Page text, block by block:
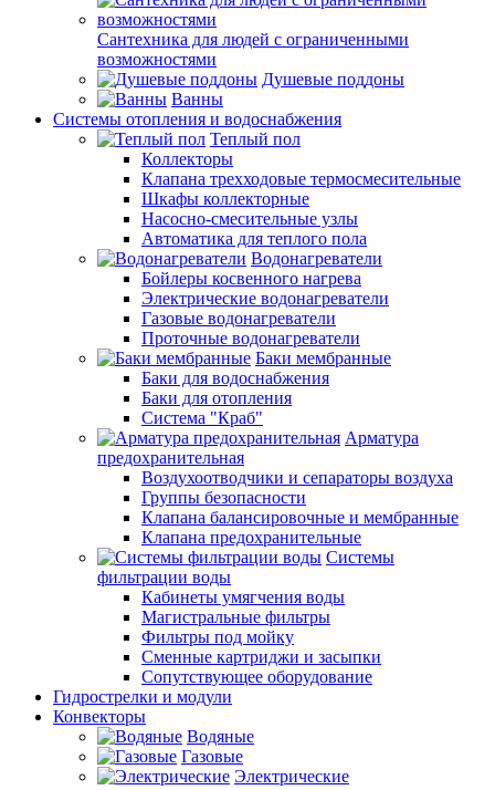
Сантехника для людей с ограниченными
возможностями
Душевые поддоны
Ванны
Системы отопления и водоснабжения
Теплый пол
Коллекторы
Клапана трехходовые термосмесительные
Шкафы коллекторные
Насосно-смесительные узлы
Автоматика для теплого пола
Водонагреватели
Бойлеры косвенного нагрева
Электрические водонагреватели
Газовые водонагреватели
Проточные водонагреватели
Баки мембранные
Баки для водоснабжения
Баки для отопления
Система "Краб"
Арматура
предохранительная
Воздухоотводчики и сепараторы воздуха
Группы безопасности
Клапана балансировочные и мембранные
Клапана предохранительные
Системы
фильтрации воды
Кабинеты умягчения воды
Магистральные фильтры
Фильтры под мойку
Сменные картриджи и засыпки
Сопутствующее оборудование
Гидрострелки и модули
Конвекторы
Водяные
Газовые
Электрические